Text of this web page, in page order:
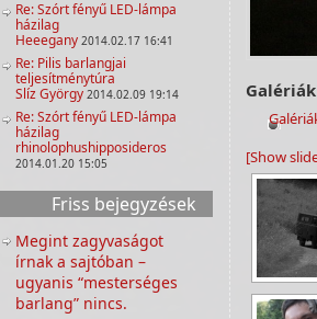
Galériák
[Show
Re: Szórt fényű LED-lámpa
házilag
Heeegany 2014.02.17 16:41
Re: Pilis barlangjai
teljesítménytúra
Slíz György 2014.02.09 19:14
Re: Szórt fényű LED-lámpa
házilag
rhinolophushipposideros
2014.01.20 15:05
Friss bejegyzések
Megint zagyvaságot
írnak a sajtóban –
ugyanis “mesterséges
barlang” nincs.